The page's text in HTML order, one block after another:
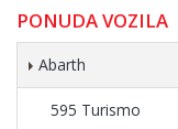
PONUDA VOZILA
Abarth
595 Turismo